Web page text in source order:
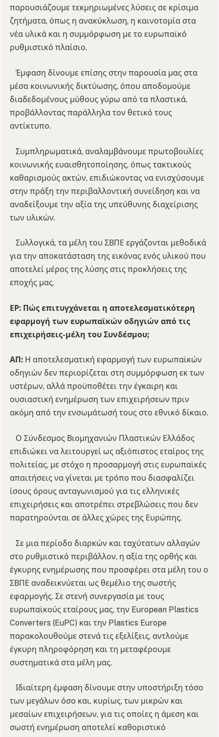
παρουσιάζουμε τεκμηριωμένες λύσεις σε κρίσιμα
ζητήματα, όπως η ανακύκλωση, η καινοτομία στα
νέα υλικά και η συμμόρφωση με το ευρωπαϊκό
ρυθμιστικό πλαίσιο.
Έμφαση δίνουμε επίσης στην παρουσία μας στα
μέσα κοινωνικής δικτύωσης, όπου αποδομούμε
διαδεδομένους μύθους γύρω από τα πλαστικά,
προβάλλοντας παράλληλα τον θετικό τους
αντίκτυπο.
Συμπληρωματικά, αναλαμβάνουμε πρωτοβουλίες
κοινωνικής ευαισθητοποίησης, όπως τακτικούς
καθαρισμούς ακτών, επιδιώκοντας να ενισχύσουμε
στην πράξη την περιβαλλοντική συνείδηση και να
αναδείξουμε την αξία της υπεύθυνης διαχείρισης
των υλικών.
Συλλογικά, τα μέλη του ΣΒΠΕ εργάζονται μεθοδικά
για την αποκατάσταση της εικόνας ενός υλικού που
αποτελεί μέρος της λύσης στις προκλήσεις της
εποχής μας.
ΕΡ: Πώς επιτυγχάνεται η αποτελεσματικότερη
εφαρμογή των ευρωπαϊκών οδηγιών από τις
επιχειρήσεις-μέλη του Συνδέσμου;
ΑΠ: Η αποτελεσματική εφαρμογή των ευρωπαϊκών
οδηγιών δεν περιορίζεται στη συμμόρφωση εκ των
υστέρων, αλλά προϋποθέτει την έγκαιρη και
ουσιαστική ενημέρωση των επιχειρήσεων πριν
ακόμη από την ενσωμάτωσή τους στο εθνικό δίκαιο.
Ο Σύνδεσμος Βιομηχανιών Πλαστικών Ελλάδος
επιδιώκει να λειτουργεί ως αξιόπιστος εταίρος της
πολιτείας, με στόχο η προσαρμογή στις ευρωπαϊκές
απαιτήσεις να γίνεται με τρόπο που διασφαλίζει
ίσους όρους ανταγωνισμού για τις ελληνικές
επιχειρήσεις και αποτρέπει στρεβλώσεις που δεν
παρατηρούνται σε άλλες χώρες της Ευρώπης.
Σε μια περίοδο διαρκών και ταχύτατων αλλαγών
στο ρυθμιστικό περιβάλλον, η αξία της ορθής και
έγκυρης ενημέρωσης που προσφέρει στα μέλη του ο
ΣΒΠΕ αναδεικνύεται ως θεμέλιο της σωστής
εφαρμογής. Σε στενή συνεργασία με τους
ευρωπαϊκούς εταίρους μας, την European Plastics
Converters (EuPC) και την Plastics Europe
παρακολουθούμε στενά τις εξελίξεις, αντλούμε
έγκυρη πληροφόρηση και τη μεταφέρουμε
συστηματικά στα μέλη μας.
Ιδιαίτερη έμφαση δίνουμε στην υποστήριξη τόσο
των μεγάλων όσο και, κυρίως, των μικρών και
μεσαίων επιχειρήσεων, για τις οποίες η άμεση και
σωστή ενημέρωση αποτελεί καθοριστικό